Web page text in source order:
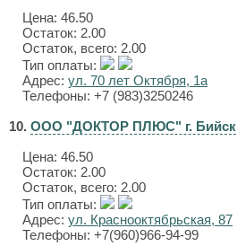
Цена: 46.50
Остаток: 2.00
Остаток, всего: 2.00
Тип оплаты:
Адрес: ул. 70 лет Октября, 1а
Телефоны: +7 (983)3250246
10. ООО "ДОКТОР ПЛЮС" г. Бийск
Цена: 46.50
Остаток: 2.00
Остаток, всего: 2.00
Тип оплаты:
Адрес: ул. Краснооктябрьская, 87
Телефоны: +7(960)966-94-99